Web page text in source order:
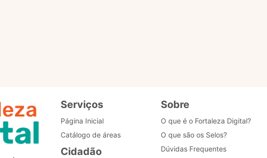
Serviços
Página Inicial
Catálogo de áreas
Cidadão
Sobre
O que é o Fortaleza Digital?
O que são os Selos?
Dúvidas Frequentes